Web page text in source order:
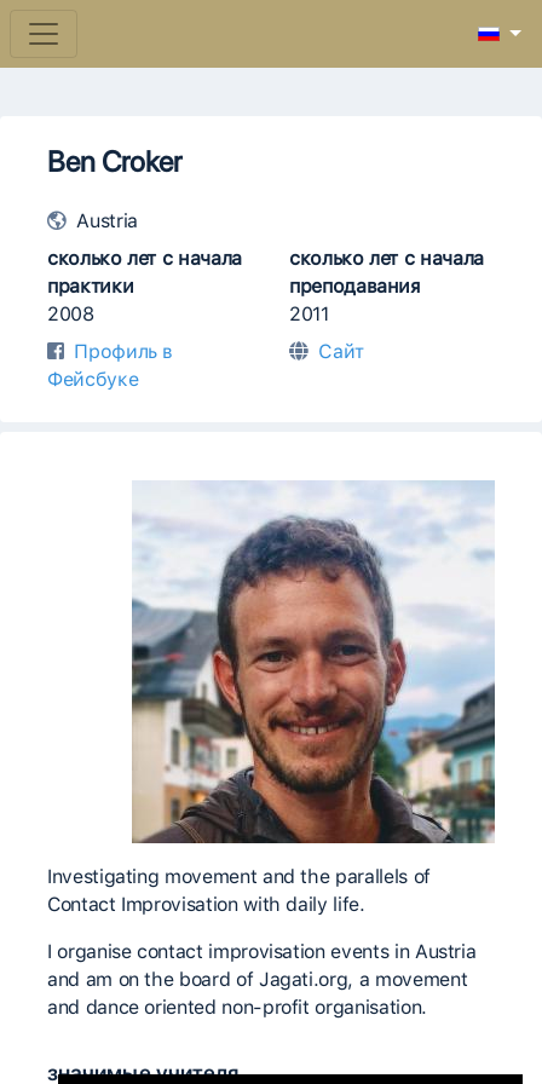
Ben Croker
Austria
сколько лет с начала
практики
2008
сколько лет с начала
преподавания
2011
Профиль в
Фейсбуке
Сайт
Investigating movement and the parallels of
Contact Improvisation with daily life.
I organise contact improvisation events in Austria
and am on the board of Jagati.org, a movement
and dance oriented non-profit organisation.
значимые учителя